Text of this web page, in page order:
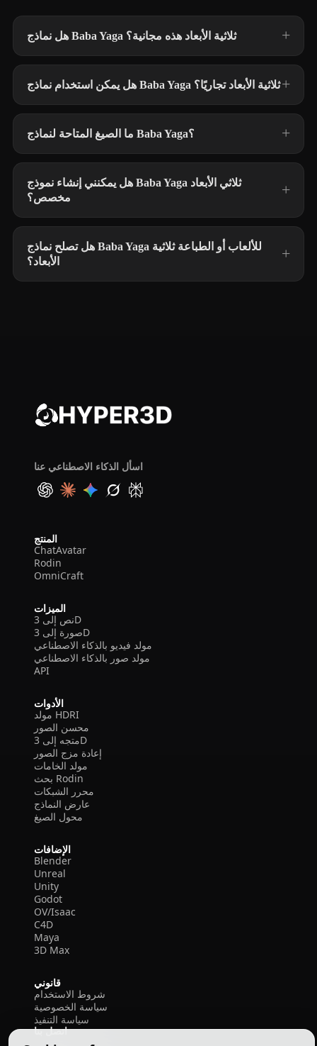
هل نماذج Baba Yaga ثلاثية الأبعاد هذه مجانية؟
هل يمكن استخدام نماذج Baba Yaga ثلاثية الأبعاد تجاريًا؟
ما الصيغ المتاحة لنماذج Baba Yaga؟
هل يمكنني إنشاء نموذج Baba Yaga ثلاثي الأبعاد
مخصص؟
هل تصلح نماذج Baba Yaga للألعاب أو الطباعة ثلاثية
الأبعاد؟
اسأل الذكاء الاصطناعي عنا
المنتج
ChatAvatar
Rodin
OmniCraft
الميزات
نص إلى 3D
صورة إلى 3D
مولد فيديو بالذكاء الاصطناعي
مولد صور بالذكاء الاصطناعي
API
الأدوات
مولد HDRI
محسن الصور
متجه إلى 3D
إعادة مزج الصور
مولد الخامات
بحث Rodin
محرر الشبكات
عارض النماذج
محول الصيغ
الإضافات
Blender
Unreal
Unity
Godot
OV/Isaac
C4D
Maya
3D Max
قانوني
شروط الاستخدام
سياسة الخصوصية
سياسة التنفيذ
اتصل بنا